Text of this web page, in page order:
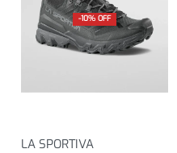
-10% OFF
LA SPORTIVA